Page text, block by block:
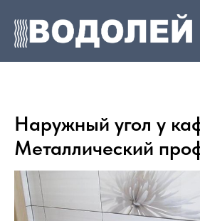
+7 993 008 69 01
Наружный угол у
Металлический